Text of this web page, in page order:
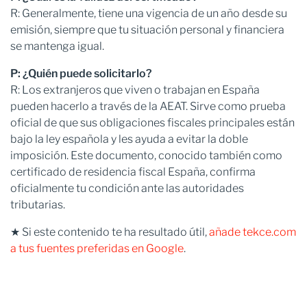
R: Generalmente, tiene una vigencia de un año desde su
emisión, siempre que tu situación personal y financiera
se mantenga igual.
P: ¿Quién puede solicitarlo?
R: Los extranjeros que viven o trabajan en España
pueden hacerlo a través de la AEAT. Sirve como prueba
oficial de que sus obligaciones fiscales principales están
bajo la ley española y les ayuda a evitar la doble
imposición. Este documento, conocido también como
certificado de residencia fiscal España, confirma
oficialmente tu condición ante las autoridades
tributarias.
★ Si este contenido te ha resultado útil,añade tekce.com
a tus fuentes preferidas en Google.